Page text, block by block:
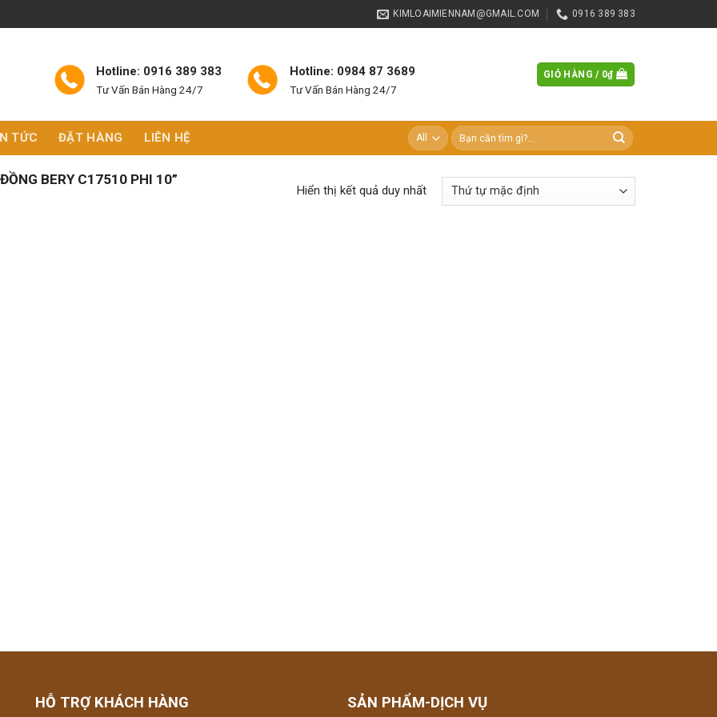
KIMLOAIMIENNAM@GMAIL.COM 0916 389 383
Hotline: 0916 389 383
Tư Vấn Bán Hàng 24/7
Hotline: 0984 87 3689
Tư Vấn Bán Hàng 24/7
GIỎ HÀNG / 0₫
TỨC ĐẶT HÀNG LIÊN HỆ
Tìm
kiếm:
BERY C17510 PHI 10”
Hiển thị kết quả duy nhất
HỖ TRỢ KHÁCH HÀNG SẢN PHẨM-DỊCH VỤ